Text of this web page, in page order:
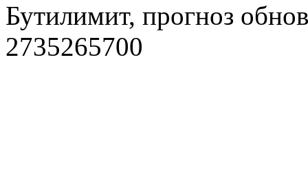
Бутилимит, прогноз
2735265700